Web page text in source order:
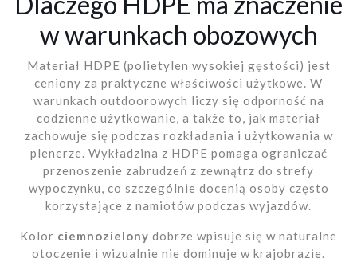
w warunkach obozowych
Materiał HDPE (polietylen wysokiej gęstości) jest
ceniony za praktyczne właściwości użytkowe. W
warunkach outdoorowych liczy się odporność na
codzienne użytkowanie, a także to, jak materiał
zachowuje się podczas rozkładania i użytkowania w
plenerze. Wykładzina z HDPE pomaga ograniczać
przenoszenie zabrudzeń z zewnątrz do strefy
wypoczynku, co szczególnie docenią osoby często
korzystające z namiotów podczas wyjazdów.
Kolor ciemnozielony dobrze wpisuje się w naturalne
otoczenie i wizualnie nie dominuje w krajobrazie.